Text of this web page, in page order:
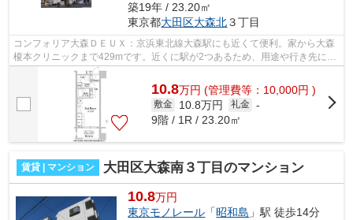
築19年 / 23.20㎡
東京都大田区大森北３丁目
コンフォリア大森ＤＥＵＸ：京浜東北線大森駅にも近くて便利。家から大森
榎本クリニックまで429mです。近くに駅が2つあるため、用途や行き先に応
じて駅を選べる物件です。造りとデザイ...
10.8万円 (管理費等：10,000円 )
敷金 10.8万円 礼金 -
9階 / 1R / 23.20㎡
賃貸 | マンション 大田区大森南３丁目のマンション
10.8万円
東京モノレール 「昭和島 」駅 徒歩14分